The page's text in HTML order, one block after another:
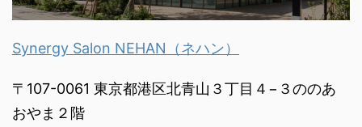
Synergy Salon NEHAN（ネハン）
〒107-0061 東京都港区北青山３丁目４−３ののあ
おやま２階